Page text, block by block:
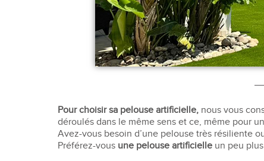
Pour choisir sa pelouse artificielle, nous vous
déroulés dans le même sens et ce, même pour
Avez-vous besoin d’une pelouse très résiliente
Préférez-vous une pelouse artificielle un peu